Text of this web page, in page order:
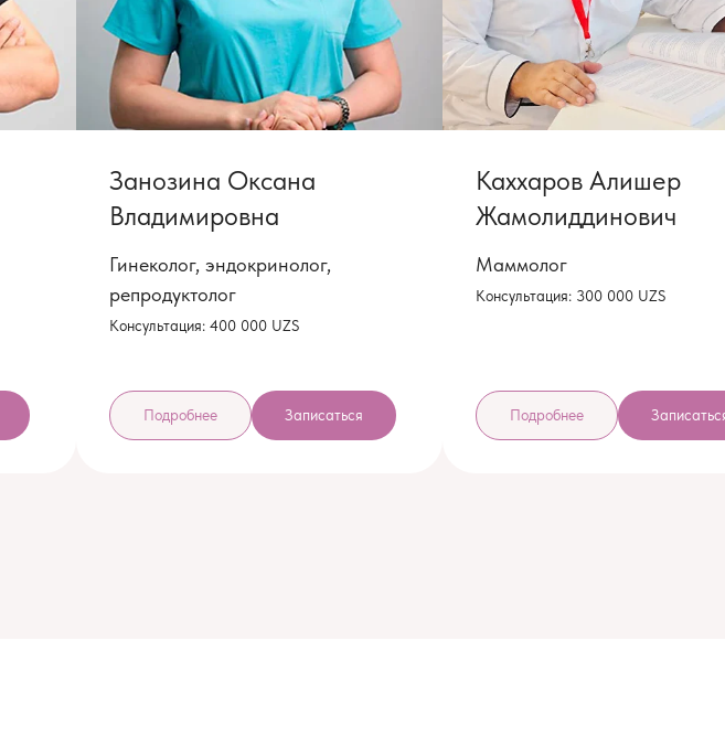
Занозина Оксана
Владимировна
Гинеколог, эндокринолог,
репродуктолог
Консультация: 400 000 UZS
Подробнее Записаться
Каххаров Алишер
Жамолиддинович
Маммолог
Консультация: 300 000 UZS
Подробнее